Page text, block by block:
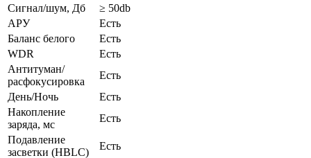
Сигнал/шум, Дб
≥ 50db
АРУ
Есть
Баланс белого
Есть
WDR
Есть
Антитуман/
расфокусировка
Есть
День/Ночь
Есть
Накопление
заряда, мс
Есть
Подавление
засветки (HBLC)
Есть